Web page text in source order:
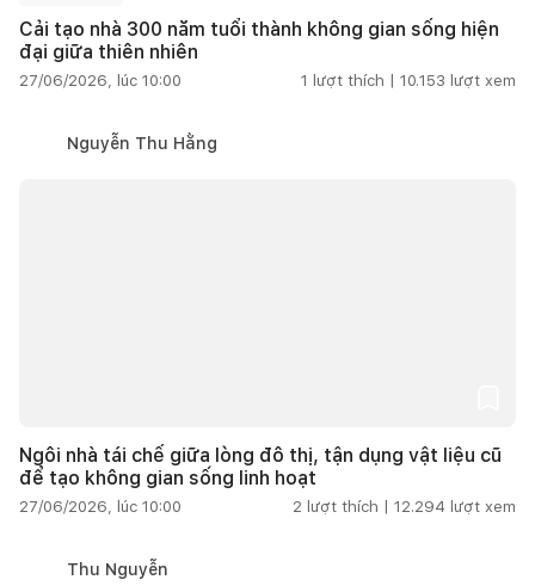
Cải tạo nhà 300 năm tuổi thành không gian sống hiện
đại giữa thiên nhiên
27/06/2026, lúc 10:00 1 lượt thích | 10.153 lượt xem
Nguyễn Thu Hằng
Ngôi nhà tái chế giữa lòng đô thị, tận dụng vật liệu cũ
để tạo không gian sống linh hoạt
27/06/2026, lúc 10:00 2 lượt thích | 12.294 lượt xem
Thu Nguyễn